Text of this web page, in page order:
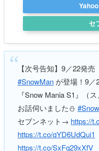
セ
【次号告知】9／22発売
#SnowMan が登場！9／
『Snow Mania S1』（
お話伺いました⛄️
セブンネット→ https://
https://t.co/qYD6UdQui1
https://t.co/SxFq29xXfV